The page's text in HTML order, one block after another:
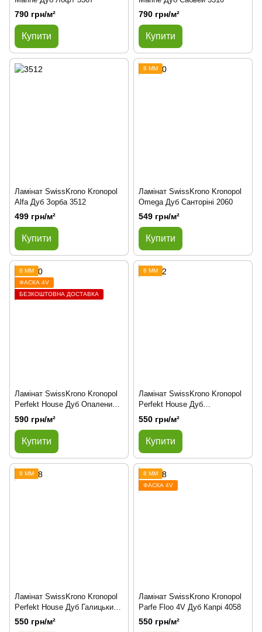
790 грн/м²
Купити
790 грн/м²
Купити
Ламінат SwissKrono Kronopol
Alfa Дуб Зорба 3512
499 грн/м²
Купити
8 ММ
Ламінат SwissKrono Kronopol
Omega Дуб Санторіні 2060
549 грн/м²
Купити
8 ММ
ФАСКА 4V
БЕЗКОШТОВНА ДОСТАВКА
Ламінат SwissKrono Kronopol
Perfekt House Дуб Опалений
2740
590 грн/м²
Купити
8 ММ
Ламінат SwissKrono Kronopol
Perfekt House Дуб
Буковинський 2882
550 грн/м²
Купити
8 ММ
Ламінат SwissKrono Kronopol
Perfekt House Дуб Галицький
3148
550 грн/м²
8 ММ
ФАСКА 4V
Ламінат SwissKrono Kronopol
Parfe Floo 4V Дуб Капрі 4058
550 грн/м²